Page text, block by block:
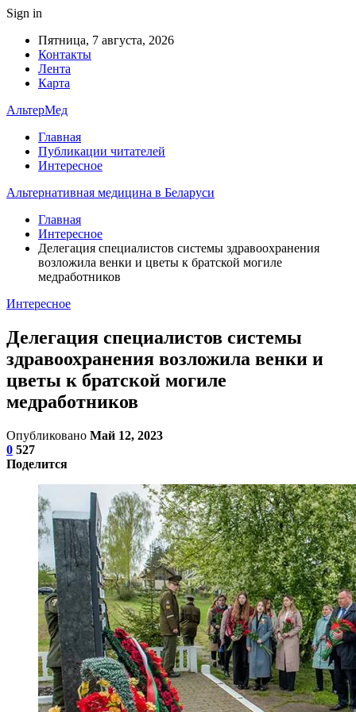
Sign in
Пятница, 7 августа, 2026
Контакты
Лента
Карта
АльтерМед
Главная
Публикации читателей
Интересное
Альтернативная медицина в Беларуси
Главная
Интересное
Делегация специалистов системы здравоохранения
возложила венки и цветы к братской могиле
медработников
Интересное
Делегация специалистов системы
здравоохранения возложила венки и
цветы к братской могиле
медработников
Опубликовано Май 12, 2023
0 527
Поделится